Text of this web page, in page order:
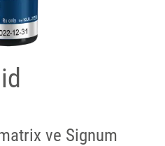
ve Signum